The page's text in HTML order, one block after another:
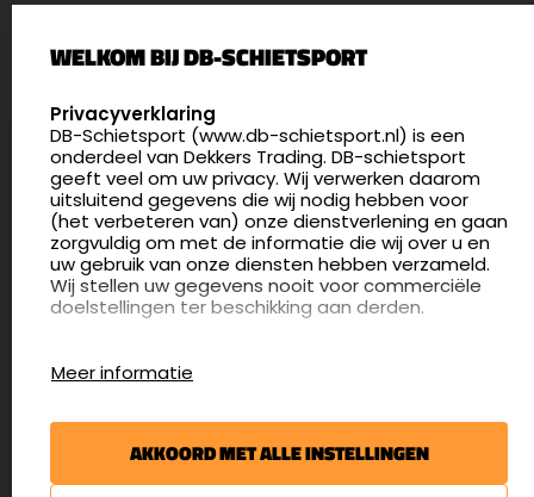
5411 LX Zeeland
4.8
176 beoordelingen
info@db-schietsport.nl
Openingstijden
Dinsdag en donderdag: 13:00 - 17:00 én 18:00 - 21:00
uur
Afspraak maken
Nieuwsbrief
€5,- kortingsbon voor uw volgende bestelling.
WELKOM BIJ DB-SCHIETSPORT
SELECT LANGUAGE
Privacyverklaring
DB-Schietsport (www.db-schietsport.nl) is een
onderdeel van Dekkers Trading. DB-schietsport
geeft veel om uw privacy. Wij verwerken daarom
uitsluitend gegevens die wij nodig hebben voor
(het verbeteren van) onze dienstverlening en gaan
zorgvuldig om met de informatie die wij over u en
uw gebruik van onze diensten hebben verzameld.
Wij stellen uw gegevens nooit voor commerciële
doelstellingen ter beschikking aan derden.
website gebruiken en hoe effectief de Adwords-
advertenties van Dekkers trading bij Google
Meer informatie
AKKOORD MET ALLE INSTELLINGEN